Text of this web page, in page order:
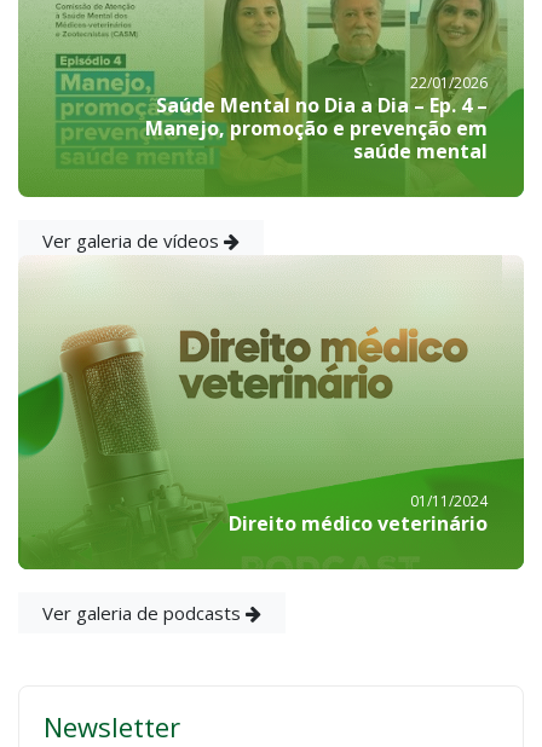
22/01/2026
Saúde Mental no Dia a Dia – Ep. 4 –
Manejo, promoção e prevenção em
saúde mental
Ver galeria de vídeos
01/11/2024
Direito médico veterinário
Ver galeria de podcasts
Newsletter